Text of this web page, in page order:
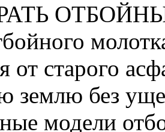
от старого
землю без
модели